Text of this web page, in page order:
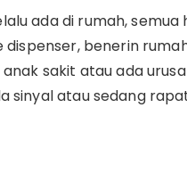
ada di rumah,
benerin
sakit atau ada
sinyal atau sedang